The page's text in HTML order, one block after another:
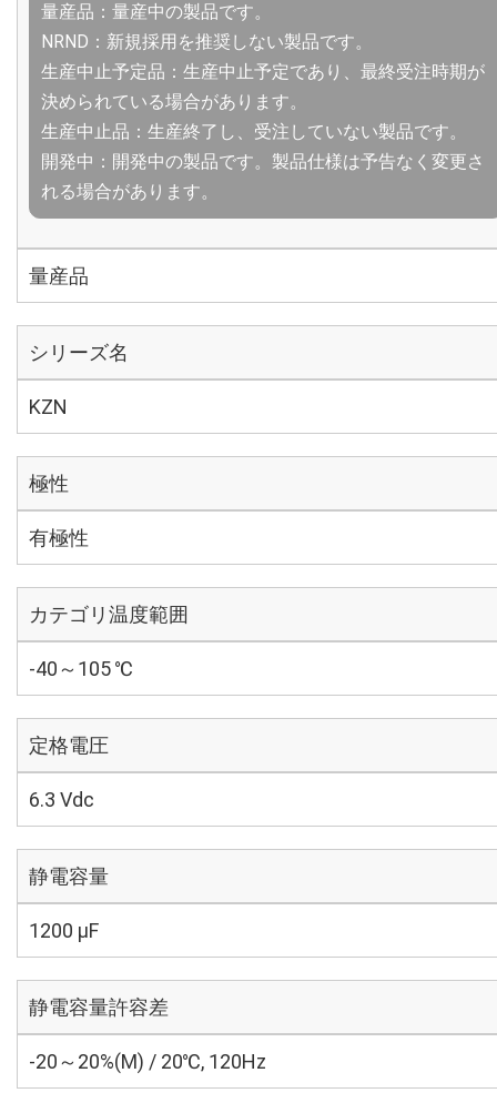
量産品：量産中の製品です。
NRND：新規採用を推奨しない製品です。
生産中止予定品：生産中止予定であり、最終受注時期が
決められている場合があります。
生産中止品：生産終了し、受注していない製品です。
開発中：開発中の製品です。製品仕様は予告なく変更さ
れる場合があります。
量産品
シリーズ名
KZN
極性
有極性
カテゴリ温度範囲
-40～105 ℃
定格電圧
6.3 Vdc
静電容量
1200 µF
静電容量許容差
-20～20%(M) / 20℃, 120Hz